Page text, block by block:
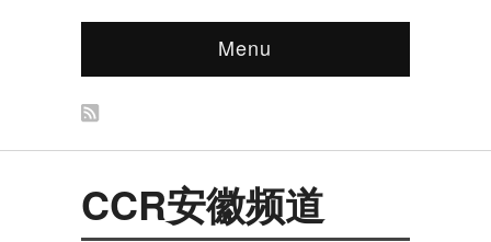
Menu
CCR安徽频道